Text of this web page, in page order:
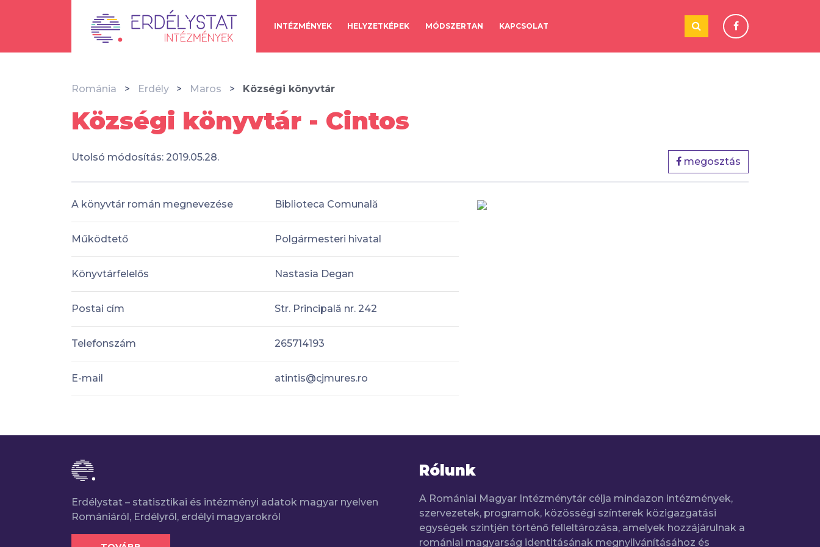
INTÉZMÉNYEK HELYZETKÉPEK MÓDSZERTAN KAPCSOLAT
Románia Erdély Maros Községi könyvtár
Községi könyvtár - Cintos
Utolsó módosítás: 2019.05.28. megosztás
A könyvtár román megnevezése Biblioteca Comunală
Működtető Polgármesteri hivatal
Könyvtárfelelős Nastasia Degan
Postai cím Str. Principală nr. 242
Telefonszám 265714193
E-mail atintis@cjmures.ro
Erdélystat – statisztikai és intézményi adatok magyar nyelven
Romániáról, Erdélyről, erdélyi magyarokról
Rólunk
A Romániai Magyar Intézménytár célja mindazon intézmények,
szervezetek, programok, közösségi színterek közigazgatási
egységek szintjén történő felleltározása, amelyek hozzájárulnak a
romániai magyarság identitásának megnyilvánításához és